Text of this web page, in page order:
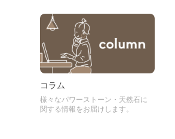
コラム
様々なパワーストーン・天然石に
関する情報をお届けします。